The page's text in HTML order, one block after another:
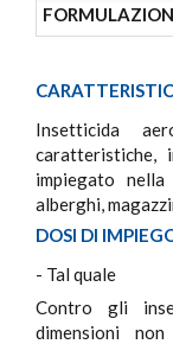
Insetticida
caratteristiche,
impiegato
alberghi,
DOSI DI
- Tal quale
Contro gli
dimensioni